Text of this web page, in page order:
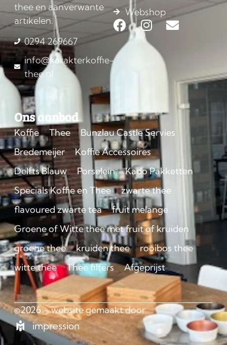
thee en aanverwante
artikelen.
0294 269667
info@karakterkoffie-
thee.nl
Webshop
Ons aanbod
Koffie Thee
Bunzlau Castle Servies
Bredemeijer
Koffie Accessoires
Delfts Blauw
Porselein
Kado Pakketten
Specials Koffie en Thee
zwarte thee
flavoured zwarte tea
fruit melange
Groene of Witte thee met fruit of kruiden
groene thee
kruiden thee
rooibos thee
witte thee
Thee filters Afgeprijst
©2026 – website gemaakt door
impression